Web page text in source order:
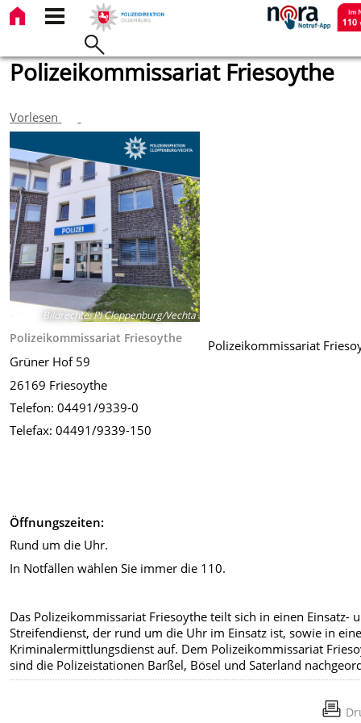
Polizeikommissariat Friesoythe
Vorlesen
Bildrechte:PI Cloppenburg/Vechta
Polizeikommissariat Friesoythe
Polizeikommissariat
Grüner Hof 59
26169 Friesoythe
Telefon: 04491/9339-0
Telefax: 04491/9339-150
Öffnungszeiten:
Rund um die Uhr.
In Notfällen wählen Sie immer die 110.
Das Polizeikommissariat Friesoythe teilt sich in einen Einsatz-
Streifendienst, der rund um die Uhr im Einsatz ist, sowie in
Kriminalermittlungsdienst auf. Dem Polizeikommissariat
sind die Polizeistationen Barßel, Bösel und Saterland